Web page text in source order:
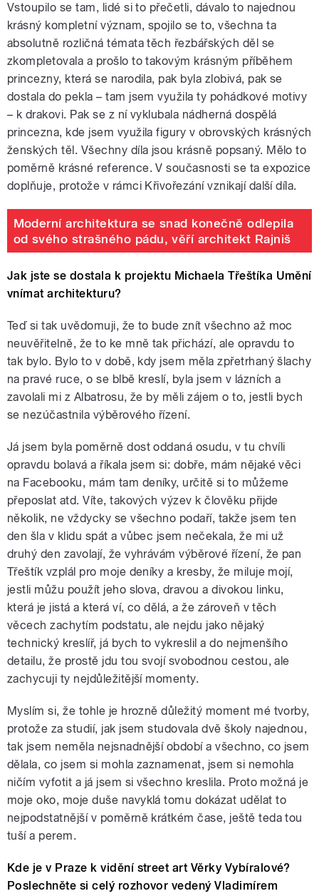
Vstoupilo se tam, lidé si to přečetli, dávalo to najednou
krásný kompletní význam, spojilo se to, všechna ta
absolutně rozličná témata těch řezbářských děl se
zkompletovala a prošlo to takovým krásným příběhem
princezny, která se narodila, pak byla zlobivá, pak se
dostala do pekla – tam jsem využila ty pohádkové motivy
– k drakovi. Pak se z ní vyklubala nádherná dospělá
princezna, kde jsem využila figury v obrovských krásných
ženských těl. Všechny díla jsou krásně popsaný. Mělo to
poměrně krásné reference. V současnosti se ta expozice
doplňuje, protože v rámci Křivořezání vznikají další díla.
Moderní architektura se snad konečně odlepila
od svého strašného pádu, věří architekt Rajniš
Jak jste se dostala k projektu Michaela Třeštíka Umění
vnímat architekturu?
Teď si tak uvědomuji, že to bude znít všechno až moc
neuvěřitelně, že to ke mně tak přichází, ale opravdu to
tak bylo. Bylo to v době, kdy jsem měla zpřetrhaný šlachy
na pravé ruce, o se blbě kreslí, byla jsem v lázních a
zavolali mi z Albatrosu, že by měli zájem o to, jestli bych
se nezúčastnila výběrového řízení.
Já jsem byla poměrně dost oddaná osudu, v tu chvíli
opravdu bolavá a říkala jsem si: dobře, mám nějaké věci
na Facebooku, mám tam deníky, určitě si to můžeme
přeposlat atd. Víte, takových výzev k člověku přijde
několik, ne vždycky se všechno podaří, takže jsem ten
den šla v klidu spát a vůbec jsem nečekala, že mi už
druhý den zavolají, že vyhrávám výběrové řízení, že pan
Třeštík vzplál pro moje deníky a kresby, že miluje mojí,
jestli můžu použít jeho slova, dravou a divokou linku,
která je jistá a která ví, co dělá, a že zároveň v těch
věcech zachytím podstatu, ale nejdu jako nějaký
technický kreslíř, já bych to vykreslil a do nejmenšího
detailu, že prostě jdu tou svojí svobodnou cestou, ale
zachycuji ty nejdůležitější momenty.
Myslím si, že tohle je hrozně důležitý moment mé tvorby,
protože za studií, jak jsem studovala dvě školy najednou,
tak jsem neměla nejsnadnější období a všechno, co jsem
dělala, co jsem si mohla zaznamenat, jsem si nemohla
ničím vyfotit a já jsem si všechno kreslila. Proto možná je
moje oko, moje duše navyklá tomu dokázat udělat to
nejpodstatnější v poměrně krátkém čase, ještě teda tou
tuší a perem.
Kde je v Praze k vidění street art Věrky Vybíralové?
Poslechněte si celý rozhovor vedený Vladimírem